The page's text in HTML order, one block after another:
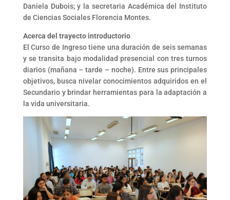
Daniela Dubois; y la secretaria Académica del Instituto
de Ciencias Sociales Florencia Montes.
Acerca del trayecto introductorio
El Curso de Ingreso tiene una duración de seis semanas
y se transita bajo modalidad presencial con tres turnos
diarios (mañana – tarde – noche). Entre sus principales
objetivos, busca nivelar conocimientos adquiridos en el
Secundario y brindar herramientas para la adaptación a
la vida universitaria.